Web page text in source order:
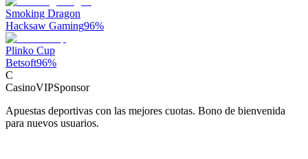
Smoking Dragon
Hacksaw Gaming96%
Plinko Cup
Betsoft96%
C
CasinoVIPSponsor
Apuestas deportivas con las mejores cuotas. Bono de bienvenida
para nuevos usuarios.